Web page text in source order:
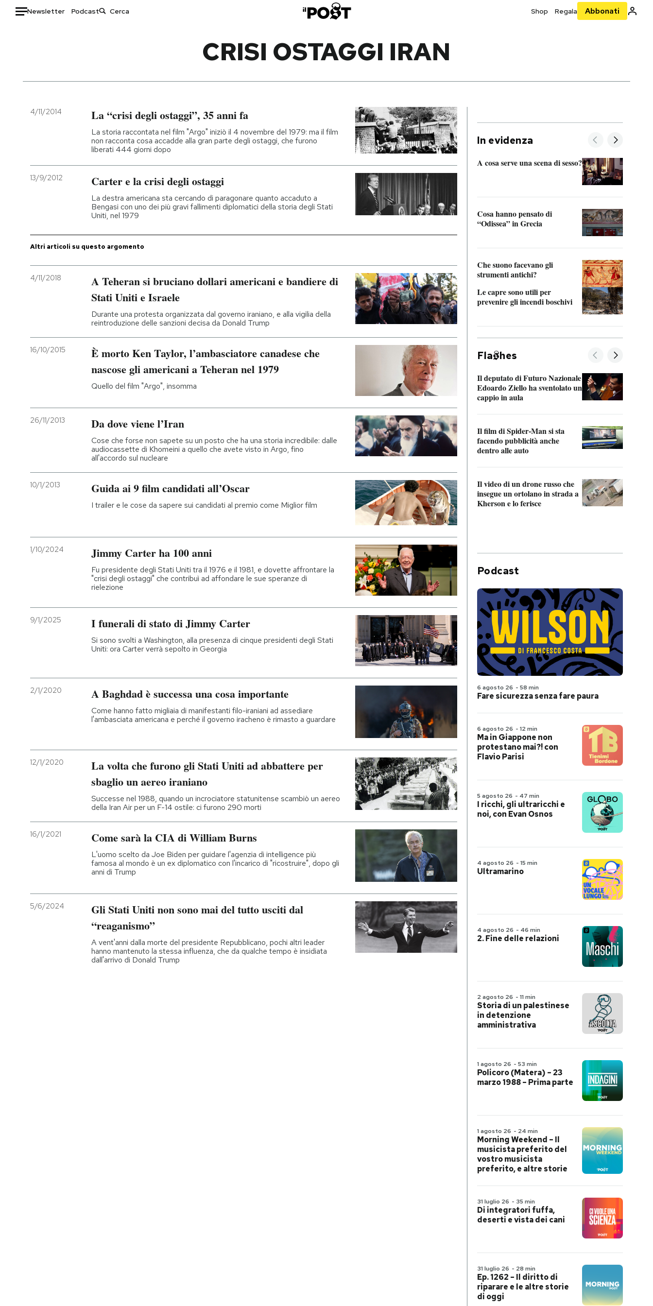
Newsletter Podcast Shop Regala Abbonati
Italia
Politica
Cultura
Economia
Moda
Storie/Idee
Ok Boomer!
Media
Europa
Altrecose
Mondiali calcio 2026
PODCAST
I MIEI PREFERITI
Entra
CRISI OSTAGGI IRAN
4/11/2014 La “crisi degli ostaggi”, 35 anni fa
La storia raccontata nel film "Argo" iniziò il 4 novembre del 1979: ma il film
non racconta cosa accadde alla gran parte degli ostaggi, che furono
liberati 444 giorni dopo
13/9/2012 Carter e la crisi degli ostaggi
La destra americana sta cercando di paragonare quanto accaduto a
Bengasi con uno dei più gravi fallimenti diplomatici della storia degli Stati
Uniti, nel 1979
Altri articoli su questo argomento
4/11/2018
A Teheran si bruciano dollari americani e bandiere di
Stati Uniti e Israele
Durante una protesta organizzata dal governo iraniano, e alla vigilia della
reintroduzione delle sanzioni decisa da Donald Trump
16/10/2015
È morto Ken Taylor, l’ambasciatore canadese che
nascose gli americani a Teheran nel 1979
Quello del film "Argo", insomma
26/11/2013 Da dove viene l’Iran
Cose che forse non sapete su un posto che ha una storia incredibile: dalle
audiocassette di Khomeini a quello che avete visto in Argo, fino
all'accordo sul nucleare
10/1/2013 Guida ai 9 film candidati all’Oscar
I trailer e le cose da sapere sui candidati al premio come Miglior film
1/10/2024 Jimmy Carter ha 100 anni
Fu presidente degli Stati Uniti tra il 1976 e il 1981, e dovette affrontare la
"crisi degli ostaggi" che contribuì ad affondare le sue speranze di
rielezione
9/1/2025 I funerali di stato di Jimmy Carter
Si sono svolti a Washington, alla presenza di cinque presidenti degli Stati
Uniti: ora Carter verrà sepolto in Georgia
2/1/2020 A Baghdad è successa una cosa importante
Come hanno fatto migliaia di manifestanti filo-iraniani ad assediare
l'ambasciata americana e perché il governo iracheno è rimasto a guardare
12/1/2020
La volta che furono gli Stati Uniti ad abbattere per
sbaglio un aereo iraniano
Successe nel 1988, quando un incrociatore statunitense scambiò un aereo
della Iran Air per un F-14 ostile: ci furono 290 morti
16/1/2021 Come sarà la CIA di William Burns
L'uomo scelto da Joe Biden per guidare l'agenzia di intelligence più
famosa al mondo è un ex diplomatico con l'incarico di "ricostruire", dopo gli
anni di Trump
5/6/2024
Gli Stati Uniti non sono mai del tutto usciti dal
“reaganismo”
A vent'anni dalla morte del presidente Repubblicano, pochi altri leader
hanno mantenuto la stessa influenza, che da qualche tempo è insidiata
dall'arrivo di Donald Trump
In evidenza
A cosa serve una scena di sesso?
Cosa hanno pensato di
“Odissea” in Grecia
Che suono facevano gli
strumenti antichi?
Le capre sono utili per
prevenire gli incendi boschivi
Fla hes
Il deputato di Futuro Nazionale
Edoardo Ziello ha sventolato un
cappio in aula
Il film di Spider-Man si sta
facendo pubblicità anche
dentro alle auto
Il video di un drone russo che
insegue un ortolano in strada a
Kherson e lo ferisce
Podcast
6 agosto 26 - 58 min
Fare sicurezza senza fare paura
6 agosto 26 - 12 min
Ma in Giappone non
protestano mai?! con
Flavio Parisi
5 agosto 26 - 47 min
I ricchi, gli ultraricchi e
noi, con Evan Osnos
4 agosto 26 - 15 min
Ultramarino
4 agosto 26 - 46 min
2. Fine delle relazioni
2 agosto 26 - 11 min
Storia di un palestinese
in detenzione
amministrativa
1 agosto 26 - 53 min
Policoro (Matera) – 23
marzo 1988 – Prima parte
1 agosto 26 - 24 min
Morning Weekend – Il
musicista preferito del
vostro musicista
preferito, e altre storie
31 luglio 26 - 35 min
Di integratori fuffa,
deserti e vista dei cani
31 luglio 26 - 28 min
Ep. 1262 – Il diritto di
riparare e le altre storie
di oggi